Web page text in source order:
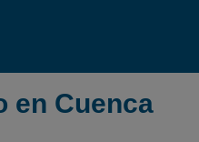
en Cuenca